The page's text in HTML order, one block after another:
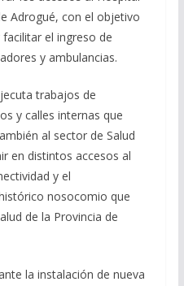
Adrogué, con el objetivo
el ingreso de
y ambulancias.
trabajos de
y calles internas que
al sector de Salud
en distintos accesos al
y el
nosocomio que
de la Provincia de
la instalación de nueva